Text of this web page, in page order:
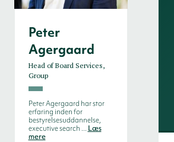
Peter
Agergaard
Head of Board Services,
Group
Peter Agergaard har stor
erfaring inden for
bestyrelsesuddannelse,
executive search ... Læs
mere